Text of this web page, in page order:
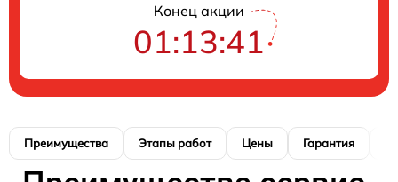
Конец акции
01:13:40
Преимущества Этапы работ Цены Гарантия